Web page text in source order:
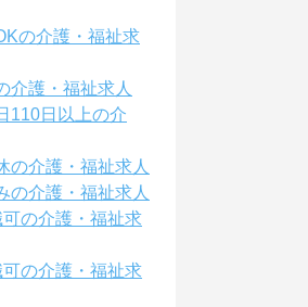
の介護・福祉求
介護・福祉求人
110日以上の介
の介護・福祉求人
の介護・福祉求人
の介護・福祉求
の介護・福祉求